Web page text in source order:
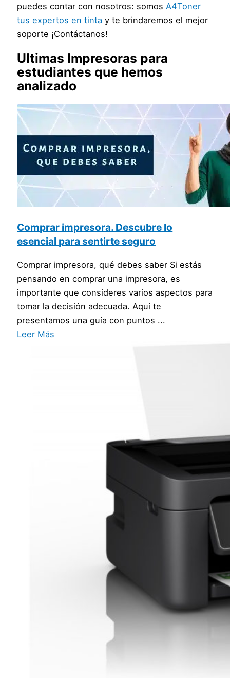
puedes contar con nosotros: somosA4Toner
tus expertos en tinta y te brindaremos el mejor
soporte ¡Contáctanos!
Ultimas Impresoras para
estudiantes que hemos
analizado
Comprar impresora. Descubre lo
esencial para sentirte seguro
Comprar impresora, qué debes saber Si estás
pensando en comprar una impresora, es
importante que consideres varios aspectos para
tomar la decisión adecuada. Aquí te
presentamos una guía con puntos ...
Leer Más